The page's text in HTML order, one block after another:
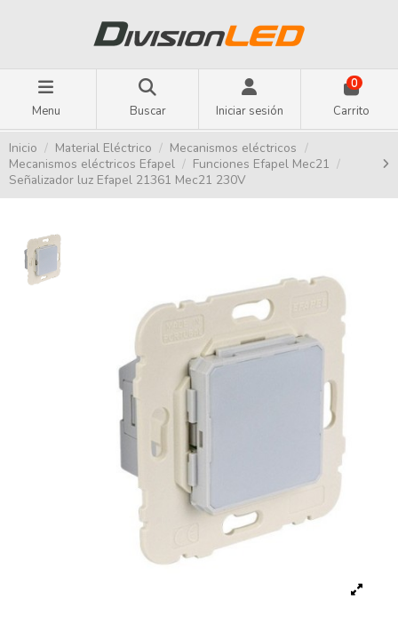
Menu Buscar Iniciar sesión
0
Carrito
Inicio Material Eléctrico
Mecanismos eléctricos
Mecanismos eléctricos Efapel
Funciones Efapel Mec21
Señalizador luz Efapel 21361 Mec21 230V